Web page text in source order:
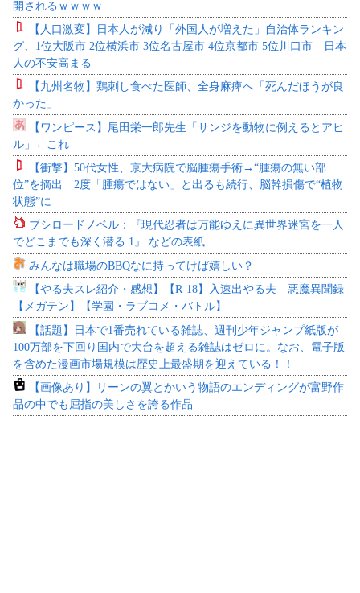
開されるｗｗｗｗ
【人口激変】日本人が減り「外国人が増えた」自治体ランキン
グ、1位大阪市 2位横浜市 3位名古屋市 4位京都市 5位川口市 日本
人の不安高まる
【九州名物】鶏刺し食べた医師、全身麻痺へ「死んだほうが良
かった」
【ワンピース】尾田栄一郎先生「サンジを動物に例えるとアヒ
ル」←これ
【衝撃】50代女性、京大病院で脳腫瘍手術→“腫瘍の無い部
位”を摘出 2度「腫瘍ではない」と出るも続行、脳幹損傷で“植物
状態”に
ブシロードノベル：『現代忍者は万能ゆえに異世界迷宮を一人
でどこまでも深く潜る 1』 などの表紙
みんなは職場のBBQなに持ってけば嬉しい？
【やる夫スレ紹介・感想】【R-18】入速出やる夫 悪魔異聞録
【メガテン】【学園・ラブコメ・バトル】
【話題】日本で1番売れている雑誌、週刊少年ジャンプ紙版が
100万部を下回り国内で大台を超える雑誌はゼロに。なお、電子版
を含めた漫画市場規模は歴史上最盛期を迎えている！！
【画像あり】リーンの翼とかいう物語のエンディングが富野作
品の中でも屈指の美しさを誇る作品